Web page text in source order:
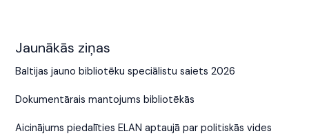
Jaunākās ziņas
Baltijas jauno bibliotēku speciālistu saiets 2026
Dokumentārais mantojums bibliotēkās
Aicinājums piedalīties ELAN aptaujā par politiskās vides